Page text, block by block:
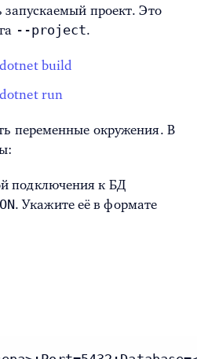
запускаемый проект. Это
--project.
build
run
переменные окружения. В
подключения к БД
. Укажите её в формате